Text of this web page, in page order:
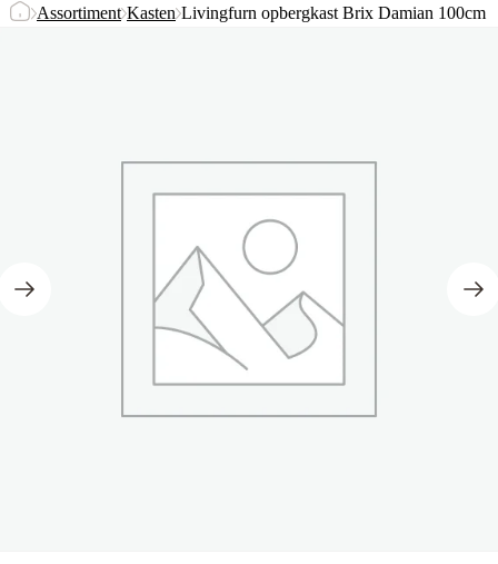
Assortiment Kasten Livingfurn opbergkast Brix Damian 100cm